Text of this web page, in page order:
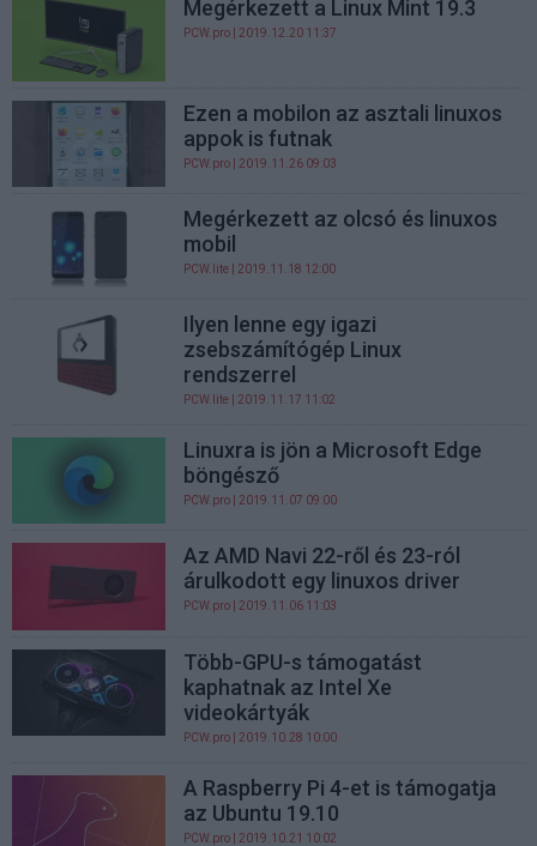
Megérkezett a Linux Mint 19.3
PCW.pro | 2019.12.20 11:37
Ezen a mobilon az asztali linuxos
appok is futnak
PCW.pro | 2019.11.26 09:03
Megérkezett az olcsó és linuxos
mobil
PCW.lite | 2019.11.18 12:00
Ilyen lenne egy igazi
zsebszámítógép Linux
rendszerrel
PCW.lite | 2019.11.17 11:02
Linuxra is jön a Microsoft Edge
böngésző
PCW.pro | 2019.11.07 09:00
Az AMD Navi 22-ről és 23-ról
árulkodott egy linuxos driver
PCW.pro | 2019.11.06 11:03
Több-GPU-s támogatást
kaphatnak az Intel Xe
videokártyák
PCW.pro | 2019.10.28 10:00
A Raspberry Pi 4-et is támogatja
az Ubuntu 19.10
PCW.pro | 2019.10.21 10:02